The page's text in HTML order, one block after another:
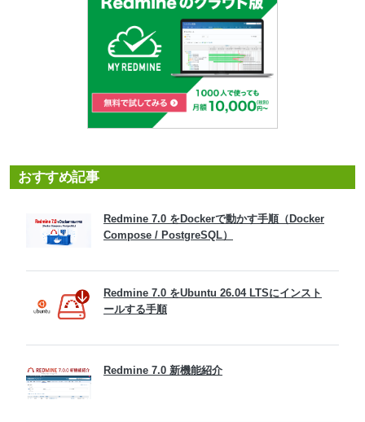
おすすめ記事
Redmine 7.0 をDockerで動かす手順（Docker
Compose / PostgreSQL）
Redmine 7.0 をUbuntu 26.04 LTSにインスト
ールする手順
Redmine 7.0 新機能紹介